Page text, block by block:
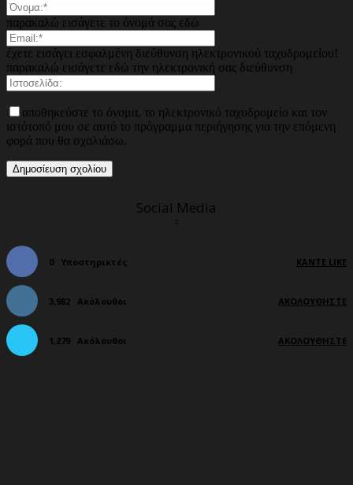
παρακαλώ εισάγετε το όνομά σας εδώ
έχετε εισάγει εσφαλμένη διεύθυνση ηλεκτρονικού ταχυδρομείου!
παρακαλώ εισάγετε εδώ την ηλεκτρονική σας διεύθυνση
αποθηκεύστε το όνομα, το ηλεκτρονικό ταχυδρομείο και τον
ιστότοπό μου σε αυτό το πρόγραμμα περιήγησης για την επόμενη
φορά που θα σχολιάσω.
Social Media
0 Υποστηρικτές ΚΆΝΤΕ LIKE
3,982 Ακόλουθοι ΑΚΟΛΟΥΘΉΣΤΕ
1,279 Ακόλουθοι ΑΚΟΛΟΥΘΉΣΤΕ